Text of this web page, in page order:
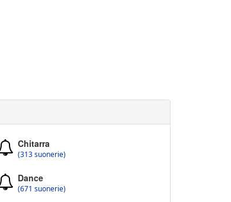
Chitarra
(313 suonerie)
Dance
(671 suonerie)